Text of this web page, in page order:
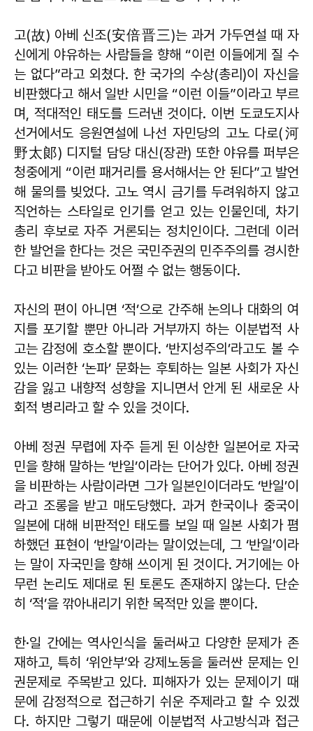
고(故) 아베 신조(安倍晋三)는 과거 가두연설 때 자
신에게 야유하는 사람들을 향해 “이런 이들에게 질 수
는 없다”라고 외쳤다. 한 국가의 수상(총리)이 자신을
비판했다고 해서 일반 시민을 “이런 이들”이라고 부르
며, 적대적인 태도를 드러낸 것이다. 이번 도쿄도지사
선거에서도 응원연설에 나선 자민당의 고노 다로(河
野太郞) 디지털 담당 대신(장관) 또한 야유를 퍼부은
청중에게 “이런 패거리를 용서해서는 안 된다”고 발언
해 물의를 빚었다. 고노 역시 금기를 두려워하지 않고
직언하는 스타일로 인기를 얻고 있는 인물인데, 차기
총리 후보로 자주 거론되는 정치인이다. 그런데 이러
한 발언을 한다는 것은 국민주권의 민주주의를 경시한
다고 비판을 받아도 어쩔 수 없는 행동이다.
자신의 편이 아니면 ‘적’으로 간주해 논의나 대화의 여
지를 포기할 뿐만 아니라 거부까지 하는 이분법적 사
고는 감정에 호소할 뿐이다. ‘반지성주의’라고도 볼 수
있는 이러한 ‘논파’ 문화는 후퇴하는 일본 사회가 자신
감을 잃고 내향적 성향을 지니면서 안게 된 새로운 사
회적 병리라고 할 수 있을 것이다.
아베 정권 무렵에 자주 듣게 된 이상한 일본어로 자국
민을 향해 말하는 ‘반일’이라는 단어가 있다. 아베 정권
을 비판하는 사람이라면 그가 일본인이더라도 ‘반일’이
라고 조롱을 받고 매도당했다. 과거 한국이나 중국이
일본에 대해 비판적인 태도를 보일 때 일본 사회가 폄
하했던 표현이 ‘반일’이라는 말이었는데, 그 ‘반일’이라
는 말이 자국민을 향해 쓰이게 된 것이다. 거기에는 아
무런 논리도 제대로 된 토론도 존재하지 않는다. 단순
히 ‘적’을 깎아내리기 위한 목적만 있을 뿐이다.
한·일 간에는 역사인식을 둘러싸고 다양한 문제가 존
재하고, 특히 ‘위안부’와 강제노동을 둘러싼 문제는 인
권문제로 주목받고 있다. 피해자가 있는 문제이기 때
문에 감정적으로 접근하기 쉬운 주제라고 할 수 있겠
다. 하지만 그렇기 때문에 이분법적 사고방식과 접근